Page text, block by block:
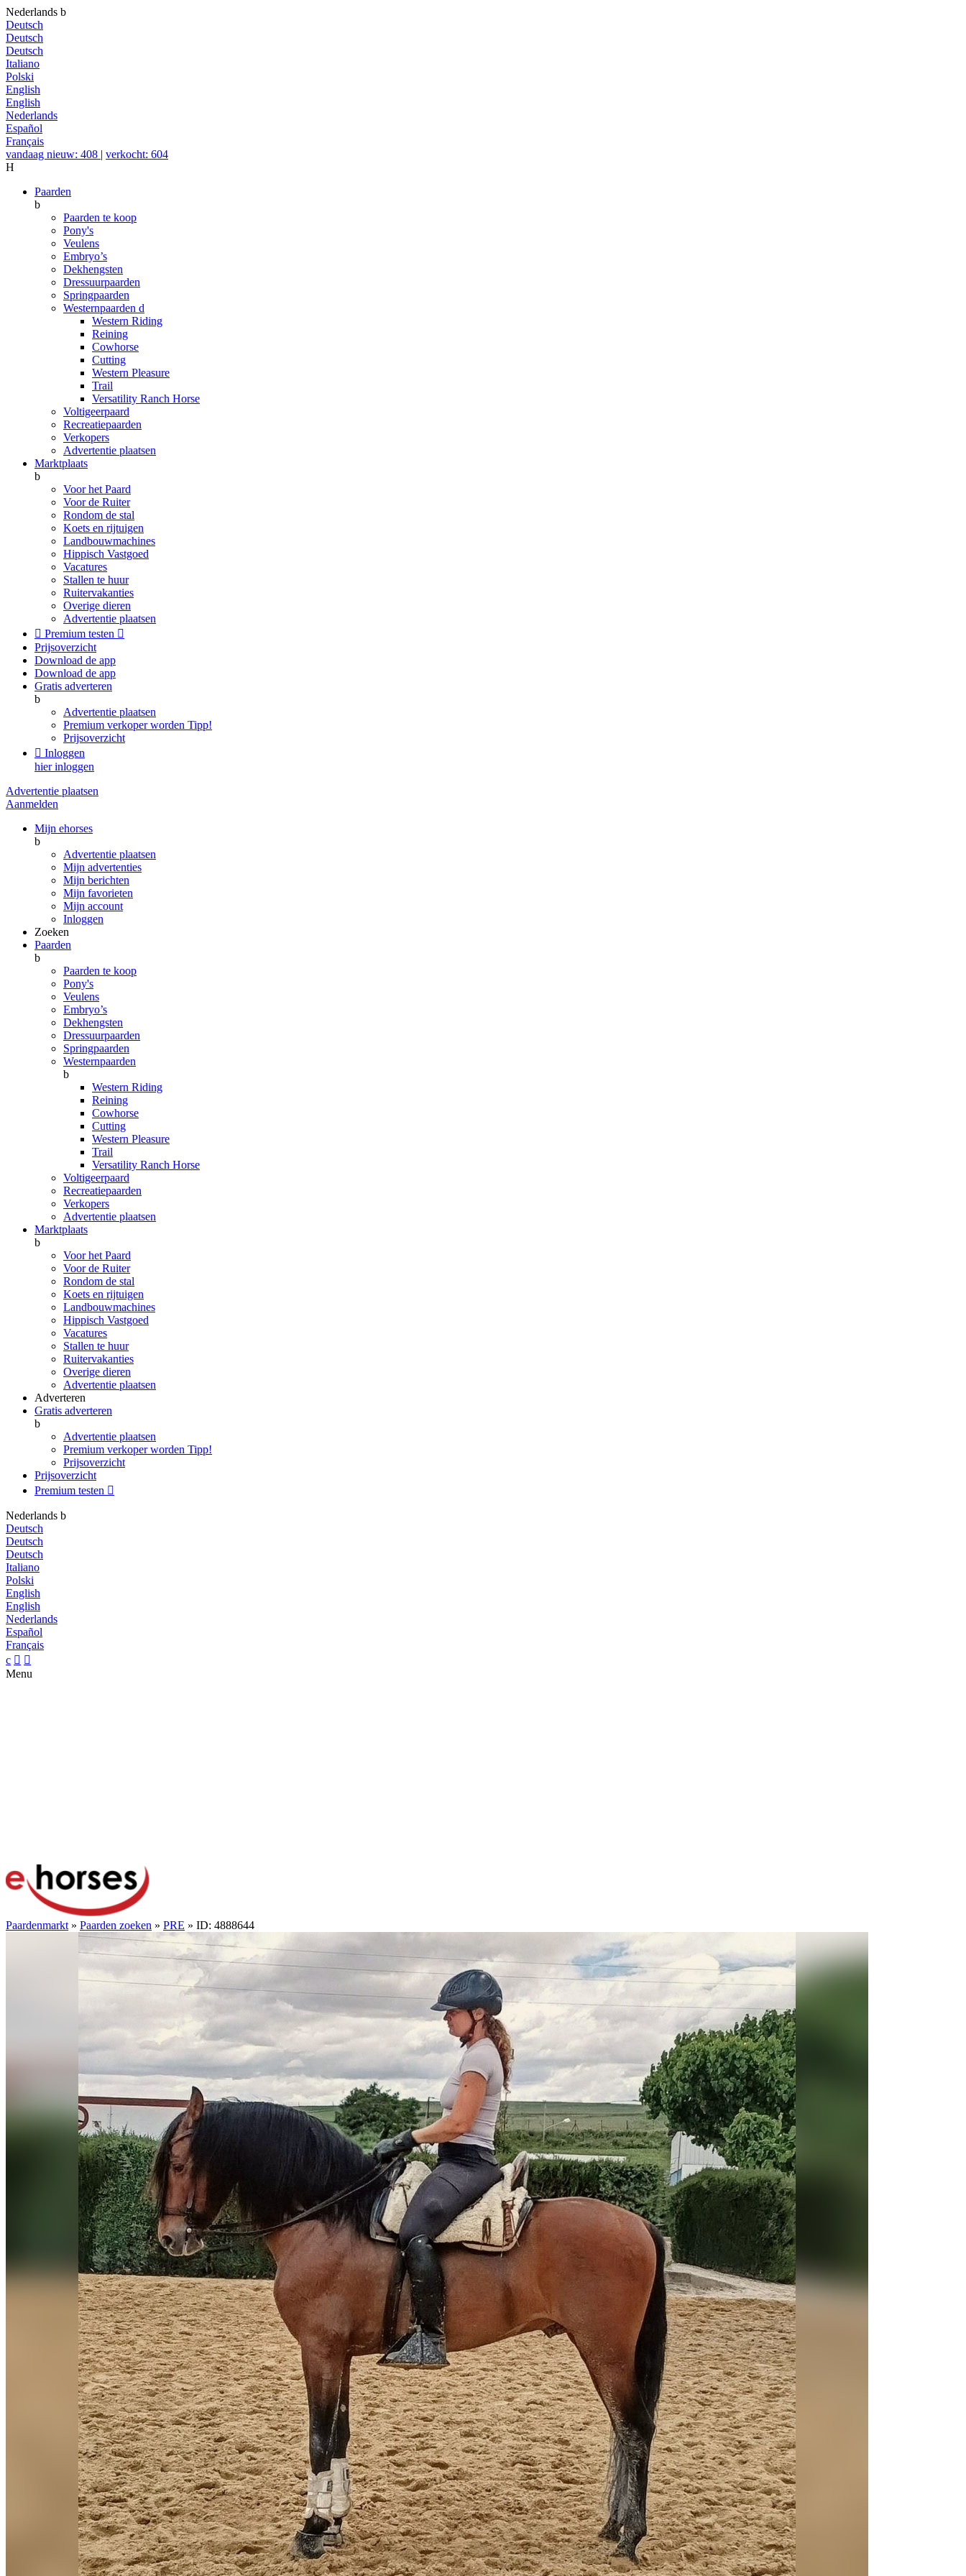
Nederlands b
Deutsch
Deutsch
Deutsch
Italiano
Polski
English
English
Nederlands
Español
Français
vandaag nieuw: 408 | verkocht: 604
H
Paarden
b
Paarden te koop
Pony's
Veulens
Embryo’s
Dekhengsten
Dressuurpaarden
Springpaarden
Westernpaarden d
Western Riding
Reining
Cowhorse
Cutting
Western Pleasure
Trail
Versatility Ranch Horse
Voltigeerpaard
Recreatiepaarden
Verkopers
Advertentie plaatsen
Marktplaats
b
Voor het Paard
Voor de Ruiter
Rondom de stal
Koets en rijtuigen
Landbouwmachines
Hippisch Vastgoed
Vacatures
Stallen te huur
Ruitervakanties
Overige dieren
Advertentie plaatsen
 Premium testen 
Prijsoverzicht
Download de app
Download de app
Gratis adverteren
b
Advertentie plaatsen
Premium verkoper worden Tipp!
Prijsoverzicht
 Inloggen
hier inloggen
Advertentie plaatsen
Aanmelden
Mijn ehorses
b
Advertentie plaatsen
Mijn advertenties
Mijn berichten
Mijn favorieten
Mijn account
Inloggen
Zoeken
Paarden
b
Paarden te koop
Pony's
Veulens
Embryo’s
Dekhengsten
Dressuurpaarden
Springpaarden
Westernpaarden
b
Western Riding
Reining
Cowhorse
Cutting
Western Pleasure
Trail
Versatility Ranch Horse
Voltigeerpaard
Recreatiepaarden
Verkopers
Advertentie plaatsen
Marktplaats
b
Voor het Paard
Voor de Ruiter
Rondom de stal
Koets en rijtuigen
Landbouwmachines
Hippisch Vastgoed
Vacatures
Stallen te huur
Ruitervakanties
Overige dieren
Advertentie plaatsen
Adverteren
Gratis adverteren
b
Advertentie plaatsen
Premium verkoper worden Tipp!
Prijsoverzicht
Prijsoverzicht
Premium testen 
Nederlands b
Deutsch
Deutsch
Deutsch
Italiano
Polski
English
English
Nederlands
Español
Français
c  
Menu
Paardenmarkt » Paarden zoeken » PRE » ID: 4888644